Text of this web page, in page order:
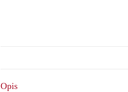
Opis